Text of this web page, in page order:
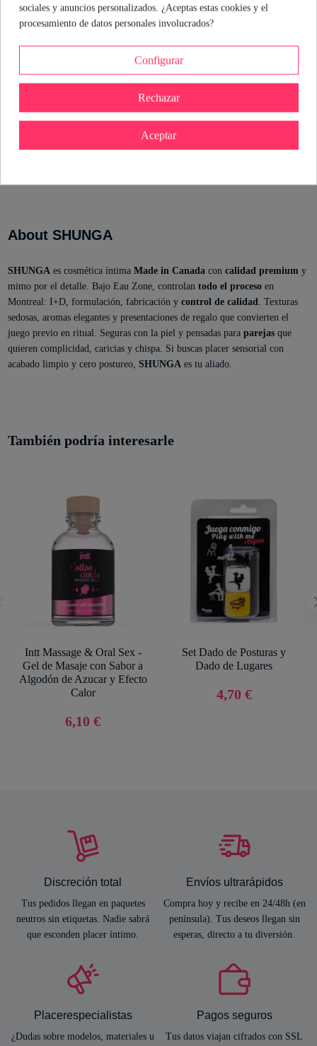
Marca
Referencia 697309031035
About SHUNGA
SHUNGAes cosmética íntima Made in Canadacon calidad premiumy
mimo por el detalle. Bajo Eau Zone, controlan todo el procesoen
Montreal: I+D, formulación, fabricación y control de calidad. Texturas
sedosas, aromas elegantes y presentaciones de regalo que convierten el
juego previo en ritual. Seguras con la piel y pensadas para parejasque
quieren complicidad, caricias y chispa. Si buscas placer sensorial con
acabado limpio y cero postureo, SHUNGAes tu aliado.
También podría interesarle
Intt Massage & Oral Sex -
Gel de Masaje con Sabor a
Algodón de Azucar y Efecto
Calor
6,10 €
Set Dado de Posturas y
Dado de Lugares
4,70 €
Discreción total
Tus pedidos llegan en paquetes
neutros sin etiquetas. Nadie sabrá
que esconden placer íntimo.
Envíos ultrarápidos
Compra hoy y recibe en 24/48h (en
península). Tus deseos llegan sin
esperas, directo a tu diversión.
Placerespecialistas
¿Dudas sobre modelos, materiales u
Pagos seguros
Tus datos viajan cifrados con SSL
sociales y anuncios personalizados. ¿Aceptas estas cookies y el
procesamiento de datos personales involucrados?
Configurar
Rechazar
Aceptar